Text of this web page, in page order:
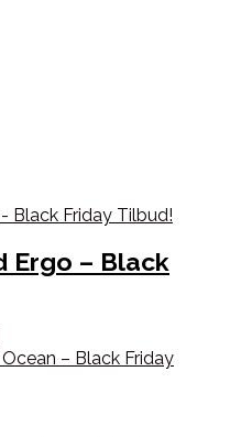
Ergo – Black